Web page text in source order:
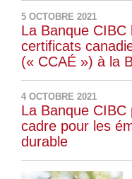
5 OCTOBRE 2021
La Banque
certificats
(« CCAÉ ») à la
4 OCTOBRE 2021
La Banque
cadre pour les
durable